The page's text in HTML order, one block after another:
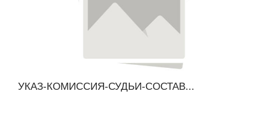
УКАЗ-КОМИССИЯ-СУДЬИ-СОСТАВ...